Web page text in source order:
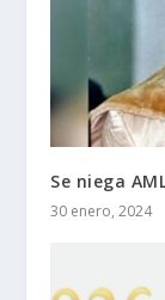
Se niega
30 enero, 2024